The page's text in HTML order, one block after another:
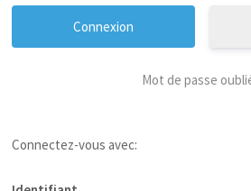
Mot de passe
Connectez-vous avec: